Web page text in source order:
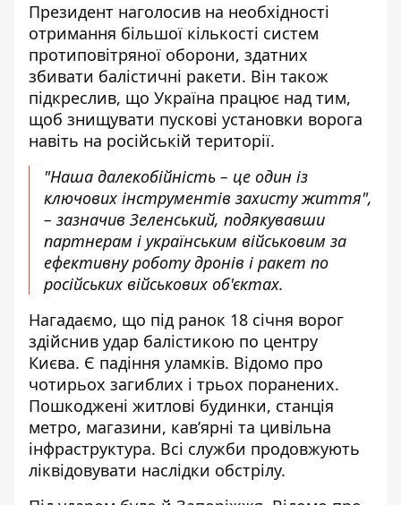
Президент наголосив на необхідності
отримання більшої кількості систем
протиповітряної оборони, здатних
збивати балістичні ракети. Він також
підкреслив, що Україна працює над тим,
щоб знищувати пускові установки ворога
навіть на російській території.
"Наша далекобійність – це один із
ключових інструментів захисту життя",
– зазначив Зеленський, подякувавши
партнерам і українським військовим за
ефективну роботу дронів і ракет по
російських військових об'єктах.
Нагадаємо, що під ранок 18 січня ворог
здійснив удар балістикою по центру
Києва. Є падіння уламків. Відомо про
чотирьох загиблих і трьох поранених.
Пошкоджені житлові будинки, станція
метро, магазини, кав’ярні та цивільна
інфраструктура. Всі служби продовжують
ліквідовувати наслідки обстрілу.